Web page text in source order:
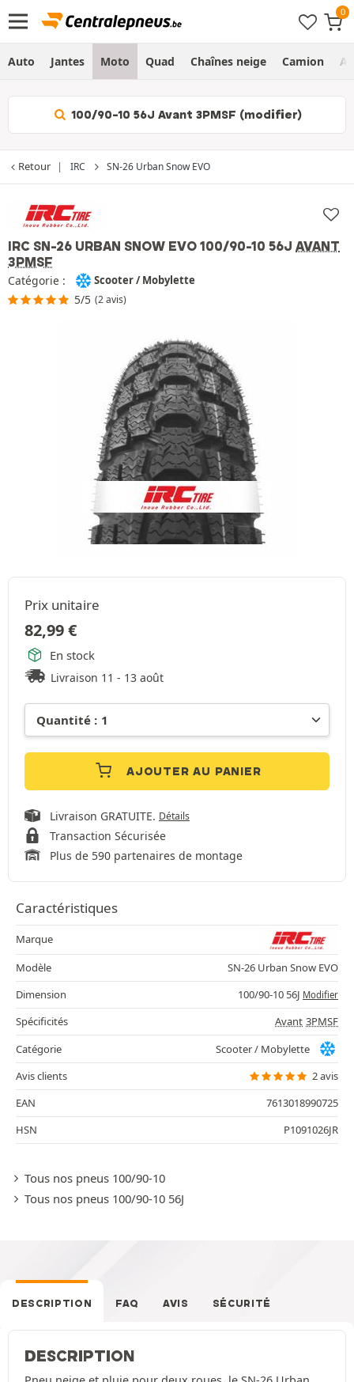
Auto Jantes Moto Quad Chaînes neige Camion
100/90-10 56J Avant 3PMSF (modifier)
Retour IRC SN-26 Urban Snow EVO
IRC SN-26 URBAN SNOW EVO 100/90-10 56J AVANT
3PMSF
Catégorie : Scooter / Mobylette
5/5 (2 avis)
Prix unitaire
82,99€
En stock
Livraison 11 - 13 août
AJOUTER AU PANIER
Livraison GRATUITE. Détails
Transaction Sécurisée
Plus de 590 partenaires de montage
Caractéristiques
Marque
Modèle
SN-26 Urban Snow EVO
Dimension
100/90-10 56J Modifier
Spécificités Avant 3PMSF
Catégorie
Scooter / Mobylette
Avis clients
2 avis
EAN
7613018990725
HSN
P1091026JR
Tous nos pneus 100/90-10
Tous nos pneus 100/90-10 56J
DESCRIPTION FAQ AVIS SÉCURITÉ
DESCRIPTION